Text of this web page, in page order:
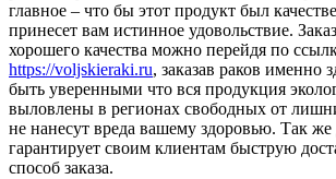
главное – что бы этот продукт был
принесет вам истинное удовольствие.
хорошего качества можно перейдя по
https://voljskieraki.ru, заказав раков именно
быть уверенными что вся продукция
выловлены в регионах свободных от
не нанесут вреда вашему здоровью. Так
гарантирует своим клиентам быструю
способ заказа.